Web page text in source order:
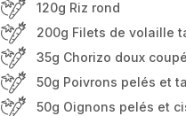
120g Riz rond
200g Filets de volaille
35g Chorizo doux
50g Poivrons pelés et
50g Oignons pelés et